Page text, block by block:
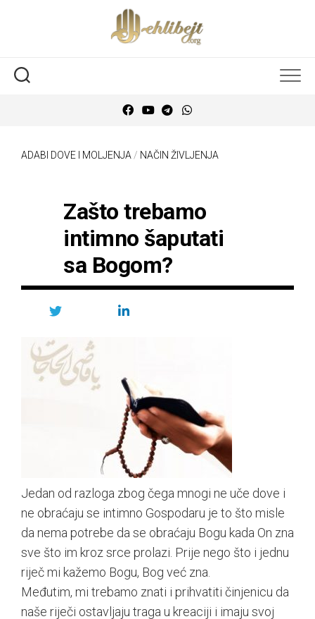
ADABI DOVE I MOLJENJA / NAČIN ŽIVLJENJA
Zašto trebamo
intimno šaputati
sa Bogom?
Jedan od razloga zbog čega mnogi ne uče dove i
ne obraćaju se intimno Gospodaru je to što misle
da nema potrebe da se obraćaju Bogu kada On zna
sve što im kroz srce prolazi. Prije nego što i jednu
riječ mi kažemo Bogu, Bog već zna.
Međutim, mi trebamo znati i prihvatiti činjenicu da
naše riječi ostavljaju traga u kreaciji i imaju svoj